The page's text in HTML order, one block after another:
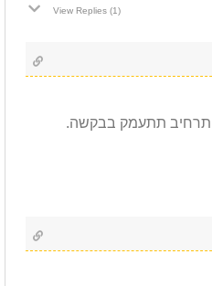
View Replies (1)
תרחיב תתעמק בבקשה.